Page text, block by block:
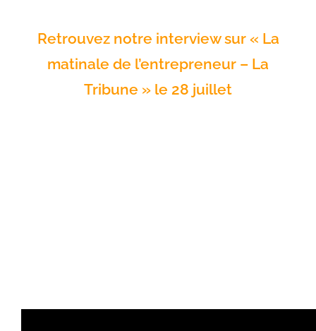
Retrouvez notre interview sur « La
matinale de l’entrepreneur – La
Tribune » le 28 juillet